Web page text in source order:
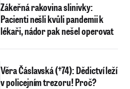
Zákeřná rakovina slinivky:
Pacienti nešli kvůli pandemii k
lékaři, nádor pak nešel operovat
Věra Čáslavská (†74): Dědictví leží
v policejním trezoru! Proč?